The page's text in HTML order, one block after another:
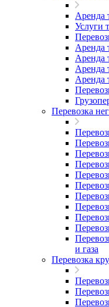
Аренда
Услуги
Аренда
Аренда
Аренда
Аренда
Перевозка
и газа
Перевозка